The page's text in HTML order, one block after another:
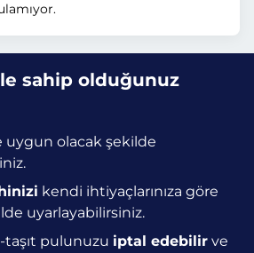
sahip olduğunuz
uygun olacak şekilde
kendi ihtiyaçlarınıza göre
uyarlayabilirsiniz.
taşıt pulunuzu iptal edebilirve